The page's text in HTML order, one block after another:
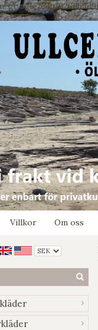
Villkor Om oss